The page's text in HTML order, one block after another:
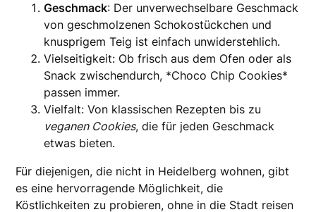
Geschmack: Der unverwechselbare Geschmack
von geschmolzenen Schokostückchen und
knusprigem Teig ist einfach unwiderstehlich.
Vielseitigkeit: Ob frisch aus dem Ofen oder als
Snack zwischendurch, *Choco Chip Cookies*
passen immer.
Vielfalt: Von klassischen Rezepten bis zu
veganen Cookies, die für jeden Geschmack
etwas bieten.
Für diejenigen, die nicht in Heidelberg wohnen, gibt
es eine hervorragende Möglichkeit, die
Köstlichkeiten zu probieren, ohne in die Stadt reisen